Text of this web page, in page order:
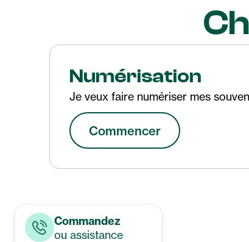
Numérisation
Je veux faire numériser mes
Commencer
Commandez
ou assistance